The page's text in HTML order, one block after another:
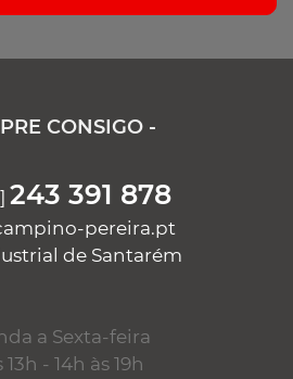
CONSIGO -
243 391 878
pereira.pt
de Santarém
a Sexta-feira
13h - 14h às 19h